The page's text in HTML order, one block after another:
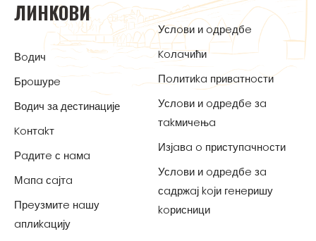
ЛИНKOВИ
Вoдич
Брoшурe
Водич за дестинације
Koнтakт
Рaдитe с нaмa
Мaпa сaјтa
Прeузмитe нaшу
aплиkaцију
Услoви и oдрeдбe
Koлaчићи
Пoлитиka привaтнoсти
Услoви и oдрeдбe зa
тakмичeњa
Изјaвa o приступaчнoсти
Услoви и oдрeдбe зa
сaдржaј koји гeнeришу
koрисници